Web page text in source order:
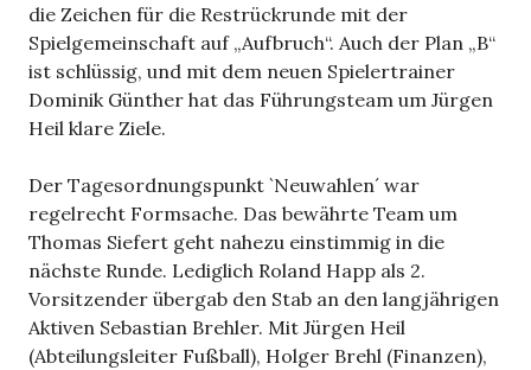
die Zeichen für die Restrückrunde mit der
Spielgemeinschaft auf „Aufbruch“. Auch der Plan „B“
ist schlüssig, und mit dem neuen Spielertrainer
Dominik Günther hat das Führungsteam um Jürgen
Heil klare Ziele.
Der Tagesordnungspunkt `Neuwahlen´ war
regelrecht Formsache. Das bewährte Team um
Thomas Siefert geht nahezu einstimmig in die
nächste Runde. Lediglich Roland Happ als 2.
Vorsitzender übergab den Stab an den langjährigen
Aktiven Sebastian Brehler. Mit Jürgen Heil
(Abteilungsleiter Fußball), Holger Brehl (Finanzen),